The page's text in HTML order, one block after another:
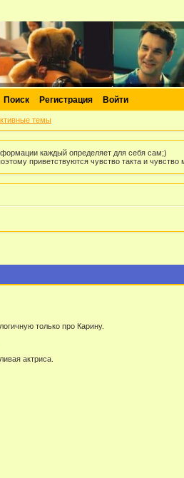
Поиск Регистрация Войти
темы
каждый определяет для себя сам;)
приветствуются чувство такта и чувство
только про Карину.
актриса.